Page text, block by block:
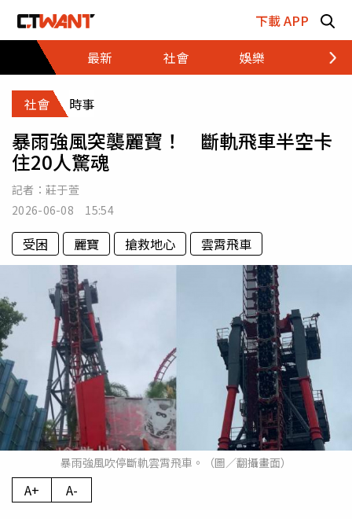
下載 APP
最新
社會 娛樂 財經
社會 時事
暴雨強風突襲麗寶！ 斷軌飛車半空卡
住20人驚魂
記者： 莊于萱
2026-06-08 15:54
受困 麗寶 搶救地心 雲霄飛車
暴雨強風吹停斷軌雲霄飛車。（圖／翻攝畫面）
A+ A-